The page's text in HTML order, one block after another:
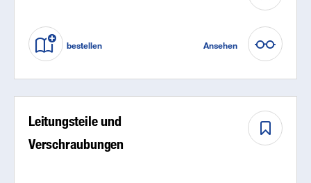
bestellen Ansehen
Leitungsteile und
Verschraubungen